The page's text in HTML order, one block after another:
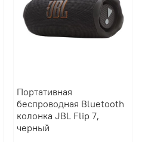
Портативная
беспроводная Bluetooth
колонка JBL Flip 7,
черный